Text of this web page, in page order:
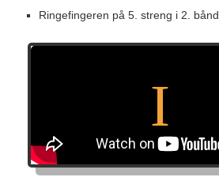
Ringefingeren på 5. streng i 2. bånd